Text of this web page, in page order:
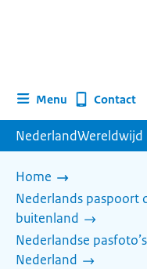
Menu Contact
NederlandWereldwijd
Home
Nederlands paspoort
buitenland
Nederlandse
Nederland